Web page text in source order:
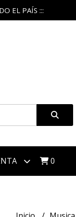
EL PAÍS :::
0